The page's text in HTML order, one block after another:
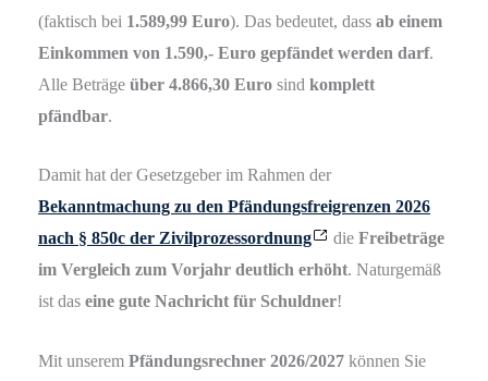
(faktisch bei 1.589,99 Euro). Das bedeutet, dass ab einem
Einkommen von 1.590,- Euro gepfändet werden darf.
Alle Beträge über 4.866,30 Euro sind komplett
pfändbar.
Damit hat der Gesetzgeber im Rahmen der
Bekanntmachung zu den Pfändungsfreigrenzen 2026
nach § 850c der Zivilprozessordnung
die Freibeträge
im Vergleich zum Vorjahr deutlich erhöht. Naturgemäß
ist das eine gute Nachricht für Schuldner!
Mit unserem Pfändungsrechner 2026/2027 können Sie